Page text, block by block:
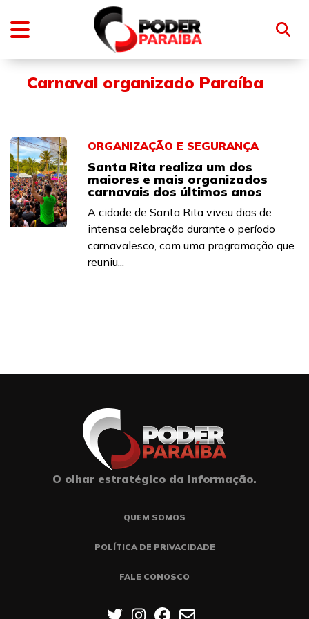
Carnaval organizado Paraíba
ORGANIZAÇÃO E SEGURANÇA
Santa Rita realiza um dos
maiores e mais organizados
carnavais dos últimos anos
A cidade de Santa Rita viveu dias de
intensa celebração durante o período
carnavalesco, com uma programação que
reuniu...
O olhar estratégico da informação.
QUEM SOMOS
POLÍTICA DE PRIVACIDADE
FALE CONOSCO